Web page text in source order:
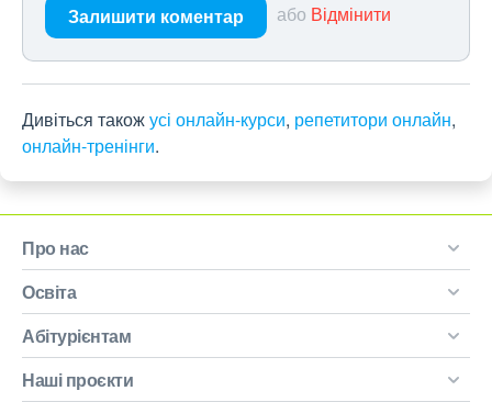
Залишити коментар або Відмінити
Дивіться такожусі онлайн-курси, репетитори онлайн,
онлайн-тренінги.
Про нас
Освіта
Абітурієнтам
Наші проєкти